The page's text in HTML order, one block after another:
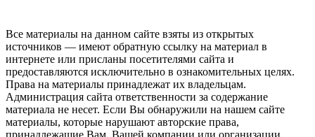
Все материалы на данном сайте взяты из открытых
источников — имеют обратную ссылку на материал в
интернете или присланы посетителями сайта и
предоставляются исключительно в ознакомительных целях.
Права на материалы принадлежат их владельцам.
Администрация сайта ответственности за содержание
материала не несет. Если Вы обнаружили на нашем сайте
материалы, которые нарушают авторские права,